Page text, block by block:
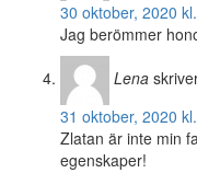
30 oktober, 2020
Jag berömmer
Lena
31 oktober, 2020
Zlatan är inte min
egenskaper!